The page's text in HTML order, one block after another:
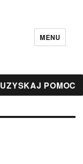
MENU
UZYSKAJ POMOC